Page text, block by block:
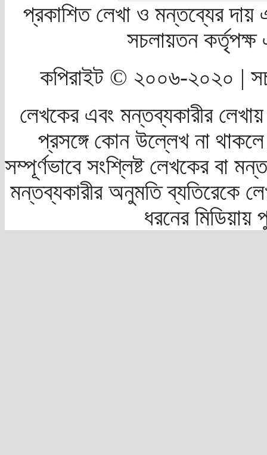
প্রকাশিত লেখা ও মন্তব্যের দায়
সচলায়তন
কপিরাইট © ২০০৬-২০২০ |
লেখকের এবং মন্তব্যকারীর
প্রসঙ্গে কোন উল্লেখ না
সম্পূর্ণভাবে সংশ্লিষ্ট লেখকের বা
মন্তব্যকারীর অনুমতি ব্যতিরেকে
ধরনের মিডিয়ায়